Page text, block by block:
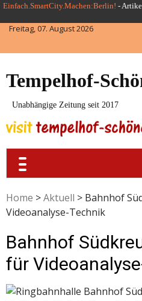
Skip
to
content
Einfach.SmartCity.Machen:Berlin! -
Freitag, 07. August 2026
Tempelhof-
Unabhängige Zeitung seit 2017
Home >Aktuell > Bahnhof
Videoanalyse-Technik
Bahnhof
für